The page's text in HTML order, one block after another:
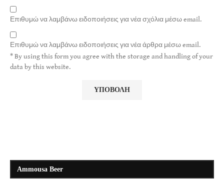
Επιθυμώ να λαμβάνω ειδοποιήσεις για νέα σχόλια μέσω email.
Επιθυμώ να λαμβάνω ειδοποιήσεις για νέα άρθρα μέσω email.
* By using this form you agree with the storage and handling of your
data by this website.
Ammousa Beer